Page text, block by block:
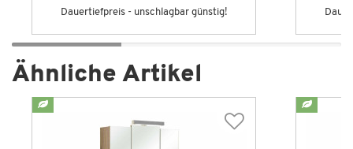
Dauertiefpreis - unschlagbar günstig!
Ähnliche Artikel